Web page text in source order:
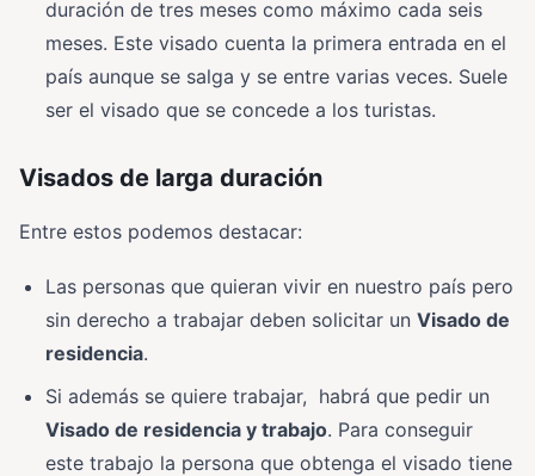
duración de tres meses como máximo cada seis
meses. Este visado cuenta la primera entrada en el
país aunque se salga y se entre varias veces. Suele
ser el visado que se concede a los turistas.
Visados de larga duración
Entre estos podemos destacar:
Las personas que quieran vivir en nuestro país pero
sin derecho a trabajar deben solicitar un Visado de
residencia.
Si además se quiere trabajar, habrá que pedir un
Visado de residencia y trabajo. Para conseguir
este trabajo la persona que obtenga el visado tiene